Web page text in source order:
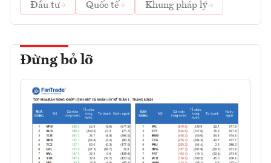
Đầu tư
Quốc tế Khung pháp lý
Đừng bỏ lỡ